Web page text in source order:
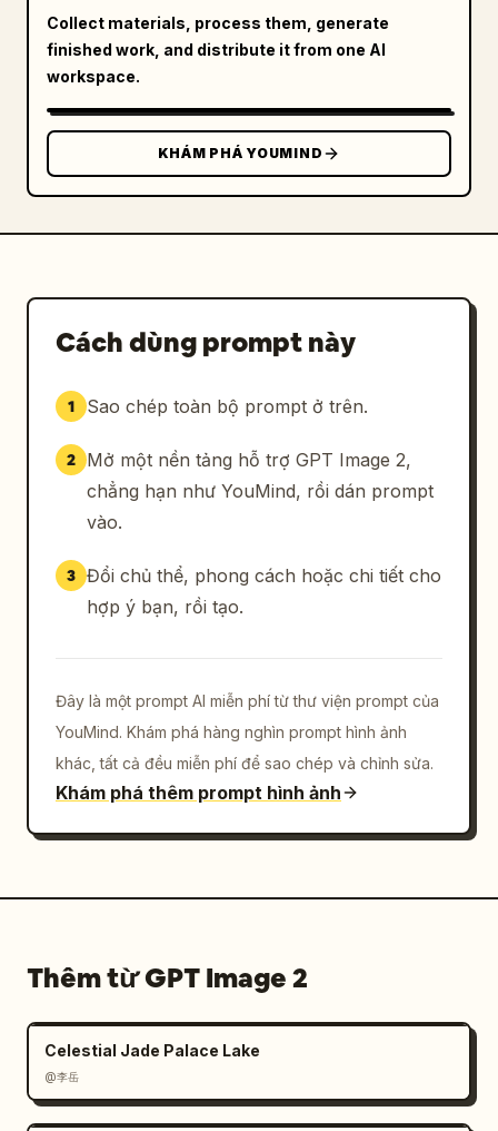
Collect materials, process them, generate
finished work, and distribute it from one AI
workspace.
KHÁM PHÁ YOUMIND
Cách dùng prompt này
1 Sao chép toàn bộ prompt ở trên.
2
Mở một nền tảng hỗ trợ GPT Image 2,
chẳng hạn như YouMind, rồi dán prompt
vào.
3 Đổi chủ thể, phong cách hoặc chi tiết cho
hợp ý bạn, rồi tạo.
Đây là một prompt AI miễn phí từ thư viện prompt của
YouMind. Khám phá hàng nghìn prompt hình ảnh
khác, tất cả đều miễn phí để sao chép và chỉnh sửa.
Khám phá thêm prompt hình ảnh
Thêm từ GPT Image 2
Celestial Jade Palace Lake
@李岳